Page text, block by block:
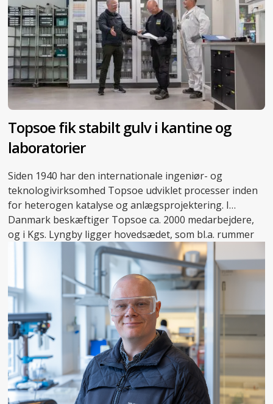
Topsoe fik stabilt gulv i kantine og
laboratorier
Siden 1940 har den internationale ingeniør- og
teknologivirksomhed Topsoe udviklet processer inden
for heterogen katalyse og anlægsprojektering. I
Danmark beskæftiger Topsoe ca. 2000 medarbejdere,
og i Kgs. Lyngby ligger hovedsædet, som bl.a. rummer
adskillige laboratorier, der danner rammen om
virksomhedens forskningsarbejde.